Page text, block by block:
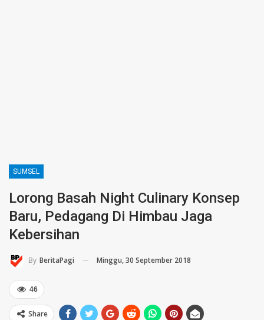
SUMSEL
Lorong Basah Night Culinary Konsep
Baru, Pedagang Di Himbau Jaga
Kebersihan
By BeritaPagi Minggu, 30 September 2018
46
Share